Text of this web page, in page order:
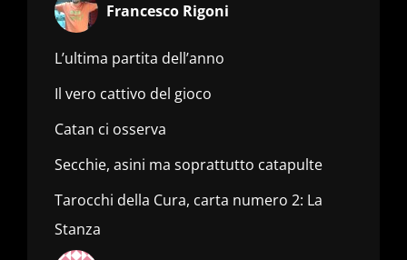
Francesco Rigoni
L’ultima partita dell’anno
Il vero cattivo del gioco
Catan ci osserva
Secchie, asini ma soprattutto catapulte
Tarocchi della Cura, carta numero 2: La
Stanza